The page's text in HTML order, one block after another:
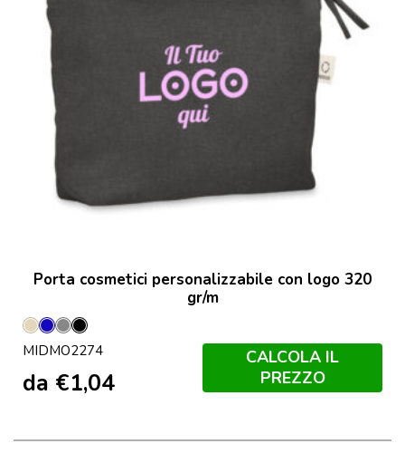
Porta cosmetici personalizzabile con logo 320
gr/m
Beige
BluGrigio
Nero
MIDMO2274
da €1,04
CALCOLA IL
PREZZO